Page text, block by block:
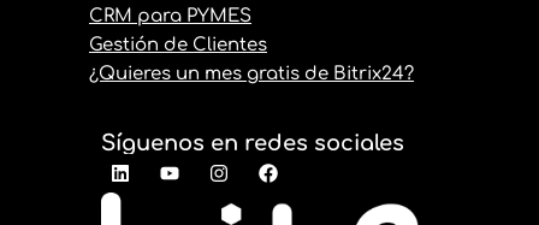
CRM para PYMES
Gestión de Clientes
¿Quieres un mes gratis de Bitrix24?
Síguenos en redes sociales
L
i
n
Y
o
I
n
s
t
F
a
c